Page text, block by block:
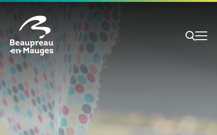
Je veux
Cookies management panel